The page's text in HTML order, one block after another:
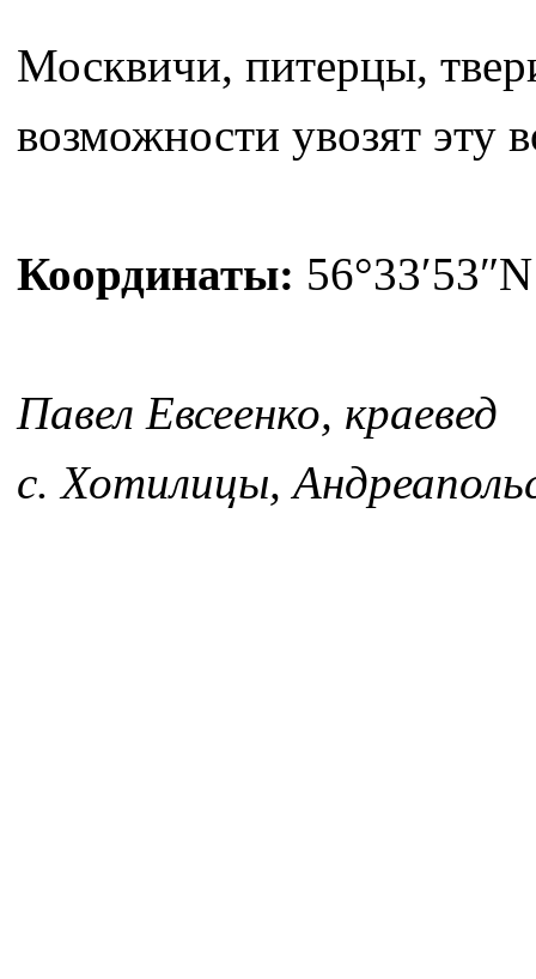
Москвичи, питерцы,
возможности увозят эту
Координаты:
Павел Евсеенко, краевед
с. Хотилицы,